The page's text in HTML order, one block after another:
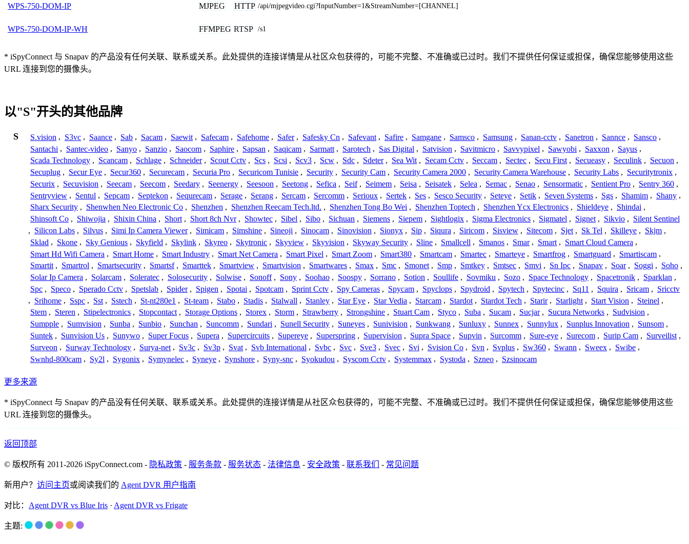
WPS-750-DOM-IP MJPEG HTTP /api/mjpegvideo.cgi?InputNumber=1&StreamNumber=[CHANNEL]
WPS-750-DOM-IP-WH FFMPEG RTSP /s1
* iSpyConnect 与 Snapav 的产品没有任何关联、联系或关系。此处提供的连接详情是从社区众包获得的，可能不完整、不准确或已过时。我们不提供任何保证或担保，确保您能够使用这些
URL 连接到您的摄像头。
以"S"开头的其他品牌
S S.vision , S3vc , Saance , Sab , Sacam , Saewit , Safecam , Safehome , Safer , Safesky Cn , Safevant , Safire , Samgane , Samsco , Samsung , Sanan-cctv , Sanetron , Sannce , Sansco ,
Santachi , Santec-video , Sanyo , Sanzio , Saocom , Saphire , Sapsan , Saqicam , Sarmatt , Sarotech , Sas Digital , Satvision , Savitmicro , Savvypixel , Sawyobi , Saxxon , Sayus ,
Scada Technology , Scancam , Schlage , Schneider , Scout Cctv , Scs , Scsi , Scv3 , Scw , Sdc , Sdeter , Sea Wit , Secam Cctv , Seccam , Sectec , Secu First , Secueasy , Seculink , Secuon ,
Secuplug , Secur Eye , Secur360 , Securecam , Securia Pro , Securicom Tunisie , Security , Security Cam , Security Camera 2000 , Security Camera Warehouse , Security Labs , Securitytronix ,
Securix , Secuvision , Seecam , Seecom , Seedary , Seenergy , Seesoon , Seetong , Sefica , Seif , Seimem , Seisa , Seisatek , Selea , Semac , Senao , Sensormatic , Sentient Pro , Sentry 360 ,
Sentryview , Sentul , Sepcam , Septekon , Sequrecam , Serage , Serang , Sercam , Sercomm , Serioux , Sertek , Ses , Sesco Security , Seteye , Setik , Seven Systems , Sgs , Shamim , Shany ,
Sharx Security , Shenwhen Neo Electronic Co , Shenzhen , Shenzhen Reecam Tech.ltd. , Shenzhen Tong Bo Wei , Shenzhen Toptech , Shenzhen Ycx Electronics , Shieldeye , Shindai ,
Shinsoft Co , Shiwojia , Shixin China , Short , Short 8ch Nvr , Showtec , Sibel , Sibo , Sichuan , Siemens , Siepem , Sightlogix , Sigma Electronics , Sigmatel , Signet , Sikvio , Silent Sentinel
, Silicon Labs , Silvus , Simi Ip Camera Viewer , Simicam , Simshine , Sineoji , Sinocam , Sinovision , Sionyx , Sip , Siqura , Siricom , Sisview , Sitecom , Sjet , Sk Tel , Skilleye , Skjm ,
Sklad , Skone , Sky Genious , Skyfield , Skylink , Skyreo , Skytronic , Skyview , Skyvision , Skyway Security , Sline , Smallcell , Smanos , Smar , Smart , Smart Cloud Camera ,
Smart Hd Wifi Camera , Smart Home , Smart Industry , Smart Net Camera , Smart Pixel , Smart Zoom , Smart380 , Smartcam , Smartec , Smarteye , Smartfrog , Smartguard , Smartiscam ,
Smartit , Smartrol , Smartsecurity , Smartsf , Smarttek , Smartview , Smartvision , Smartwares , Smax , Smc , Smonet , Smp , Smtkey , Smtsec , Smvi , Sn Ipc , Snapav , Soar , Soggi , Soho ,
Solar Ip Camera , Solarcam , Soleratec , Solosecurity , Solwise , Sonoff , Sony , Soohao , Soospy , Sorrano , Sotion , Soullife , Sovmiku , Sozo , Space Technology , Spacetronik , Sparklan ,
Spc , Speco , Sperado Cctv , Spetslab , Spider , Spigen , Spotai , Spotcam , Sprint Cctv , Spy Cameras , Spycam , Spyclops , Spydroid , Spytech , Spytecinc , Sq11 , Squira , Sricam , Sricctv
, Srihome , Sspc , Sst , Sstech , St-nt280e1 , St-team , Stabo , Stadis , Stalwall , Stanley , Star Eye , Star Vedia , Starcam , Stardot , Stardot Tech , Starir , Starlight , Start Vision , Steinel ,
Stem , Steren , Stipelectronics , Stopcontact , Storage Options , Storex , Storm , Strawberry , Strongshine , Stuart Cam , Styco , Suba , Sucam , Sucjar , Sucura Networks , Sudvision ,
Sumpple , Sumvision , Sunba , Sunbio , Sunchan , Suncomm , Sundari , Sunell Security , Suneyes , Sunivision , Sunkwang , Sunluxy , Sunnex , Sunnylux , Sunplus Innovation , Sunsom ,
Suntek , Sunvision Us , Sunywo , Super Focus , Supera , Supercircuits , Supereye , Superspring , Supervision , Supra Space , Supvin , Surcomm , Sure-eye , Surecom , Surip Cam , Surveilist ,
Surveon , Surway Technology , Surya-net , Sv3c , Sv3p , Svat , Svb International , Svbc , Svc , Sve3 , Svec , Svi , Svision Co , Svn , Svplus , Sw360 , Swann , Sweex , Swibe ,
Swnhd-800cam , Sy2l , Sygonix , Symynelec , Syneye , Synshore , Syny-snc , Syokudou , Syscom Cctv , Systemmax , Systoda , Szneo , Szsinocam
更多来源
* iSpyConnect 与 Snapav 的产品没有任何关联、联系或关系。此处提供的连接详情是从社区众包获得的，可能不完整、不准确或已过时。我们不提供任何保证或担保，确保您能够使用这些
URL 连接到您的摄像头。
返回顶部
© 版权所有 2011-2026 iSpyConnect.com - 隐私政策 - 服务条款 - 服务状态 - 法律信息 - 安全政策 - 联系我们 - 常见问题
新用户？ 访问主页或阅读我们的 Agent DVR 用户指南
对比： Agent DVR vs Blue Iris · Agent DVR vs Frigate
主题: